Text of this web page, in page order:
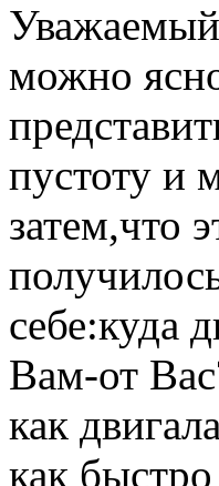
можно
пустоту и
затем,что
себе:куда
Вам-от
как
как быстро